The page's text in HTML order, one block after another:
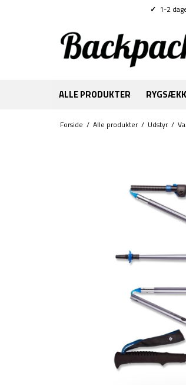
✓ 1-2
ALLE PRODUKTER
Forside / Alle produkter/ Udstyr/